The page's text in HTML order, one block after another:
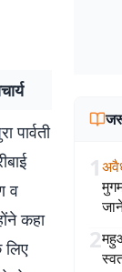
पार्वती
व
कहा
लिए
1
2